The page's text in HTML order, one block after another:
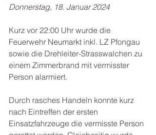
Donnerstag, 18. Januar 2024
Kurz vor 22:00 Uhr wurde die
Feuerwehr Neumarkt inkl. LZ Pfongau
sowie die Drehleiter-Strasswalchen zu
einem Zimmerbrand mit vermisster
Person alarmiert.
Durch rasches Handeln konnte kurz
nach Eintreffen der ersten
Einsatzfahrzeuge die vermisste Person